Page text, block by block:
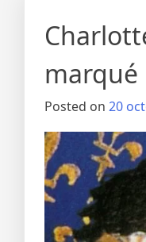
marqué
Posted on 20